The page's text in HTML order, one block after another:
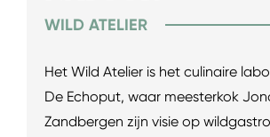
WILD ATELIER
Het Wild Atelier is het culinaire
De Echoput, waar meesterkok
Zandbergen zijn visie op